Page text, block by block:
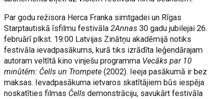
Par godu režisora Herca Franka simtgadei un Rīgas
Starptautiskā īsfilmu festivāla2Annas30 gadu jubilejai 26.
februārī plkst. 19:00 Latvijas Zinātņu akadēmijā notiks
festivāla ievadpasākums, kurā tiks izrādīta leģendārajam
autoram veltītā kino vinješu programma Vecāks par 10
minūtēm: Čells un Trompete(2002). Ieeja pasākumā ir bez
maksas. Ievadpasākuma ietvaros skatītājiem būs iespēja
noskatīties filmas Čells demonstrāciju, savukārt festivāla